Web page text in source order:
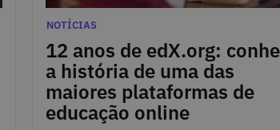
12 anos de edX.org:
a história de uma das
maiores plataformas de
educação online
15 de Maio de 2024
Categorias
NOTÍCIAS